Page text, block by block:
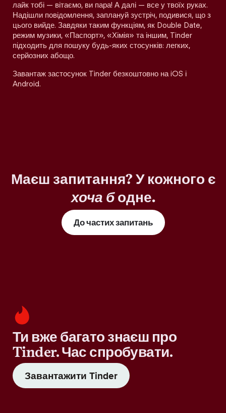
лайк тобі — вітаємо, ви пара! А далі — все у твоїх руках.
Надішли повідомлення, заплануй зустріч, подивися, що з
цього вийде. Завдяки таким функціям, як Double Date,
режим музики, «Паспорт», «Хімія» та іншим, Tinder
підходить для пошуку будь-яких стосунків: легких,
серйозних абощо.
Завантаж застосунок Tinder безкоштовно на iOS і
Android.
Маєш запитання? У кожного є
хоча бодне.
До частих запитань
Ти вже багато знаєш про
Tinder. Час спробувати.
Завантажити Tinder